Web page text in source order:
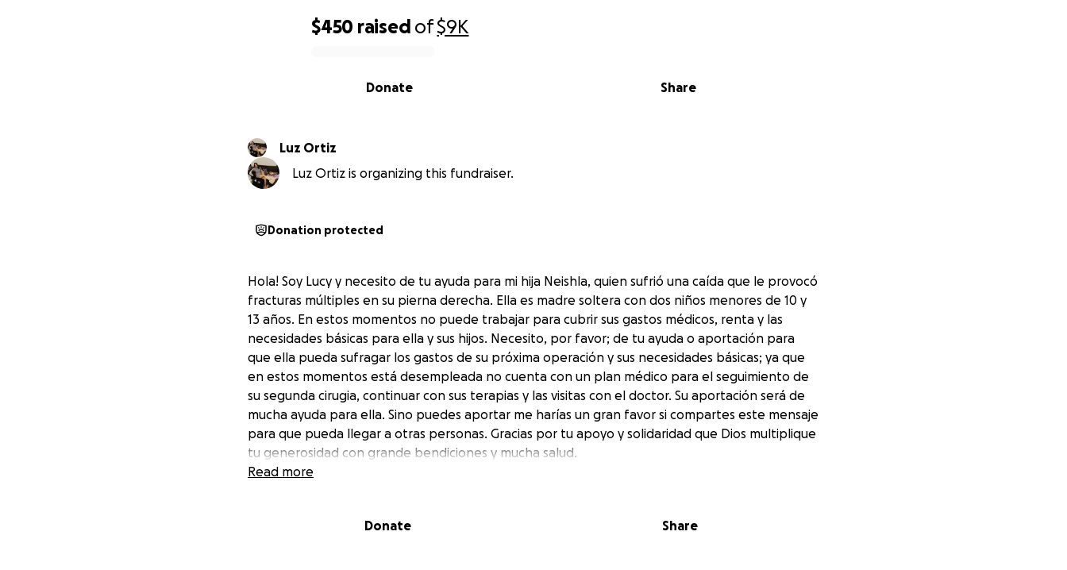
$450 raised of$9K
Share
Donate
Luz Ortiz
Luz Ortiz is organizing this fundraiser.
Donation protected
Hola! Soy Lucy y necesito de tu ayuda para mi hija Neishla, quien sufrió una caída que le provocó
fracturas múltiples en su pierna derecha. Ella es madre soltera con dos niños menores de 10 y
13 años. En estos momentos no puede trabajar para cubrir sus gastos médicos, renta y las
necesidades básicas para ella y sus hijos. Necesito, por favor; de tu ayuda o aportación para
que ella pueda sufragar los gastos de su próxima operación y sus necesidades básicas; ya que
en estos momentos está desempleada no cuenta con un plan médico para el seguimiento de
su segunda cirugia, continuar con sus terapias y las visitas con el doctor. Su aportación será de
mucha ayuda para ella. Sino puedes aportar me harías un gran favor si compartes este mensaje
para que pueda llegar a otras personas. Gracias por tu apoyo y solidaridad que Dios multiplique
tu generosidad con grande bendiciones y mucha salud.
two young children, ages 10 and 13. At this time, she is unable to work to cover her medical
Read more
Donate Share